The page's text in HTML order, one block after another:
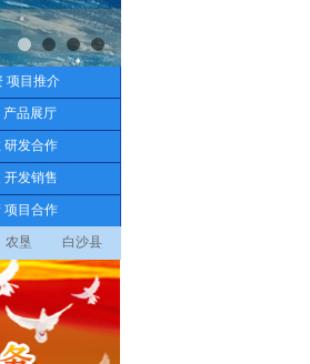
项目推介
产品展厅
研发合作
开发销售
项目合作
农垦 白沙县